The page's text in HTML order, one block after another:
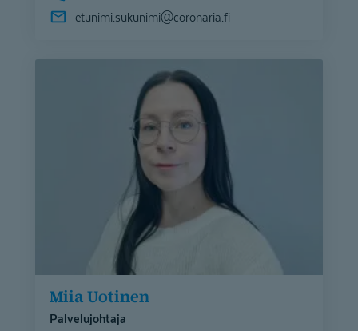
etunimi.sukunimi@coronaria.fi
Miia Uotinen
Palvelujohtaja